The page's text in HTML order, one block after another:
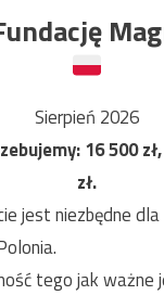
Sierpień 2026
16 500
zł.
jest niezbędne
tego jak ważne